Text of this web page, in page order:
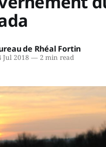
de Rhéal Fortin
Jul 2018 —2 min read